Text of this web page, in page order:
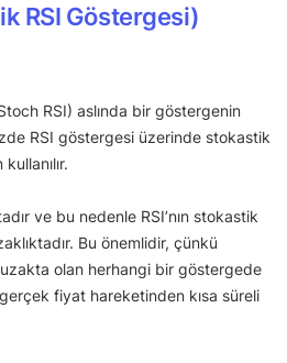
RSI Göstergesi)
RSI) aslında bir göstergenin
RSI göstergesi üzerinde stokastik
ve bu nedenle RSI’nın stokastik
Bu önemlidir, çünkü
olan herhangi bir göstergede
fiyat hareketinden kısa süreli